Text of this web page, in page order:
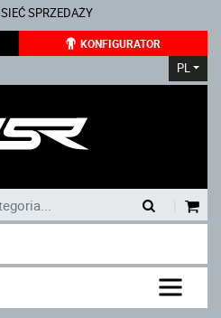
SIEĆ SPRZEDAŻY
KONFIGURATOR
PL